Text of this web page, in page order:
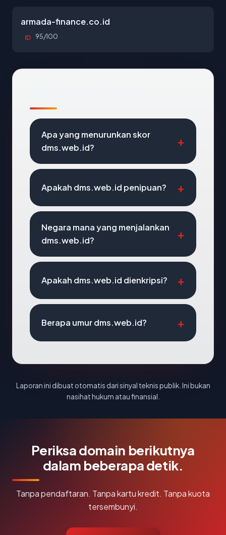
armada-finance.co.id
ID 95/100
Apa yang menurunkan skor
dms.web.id?
Apakah dms.web.id penipuan?
Negara mana yang menjalankan
dms.web.id?
Apakah dms.web.id dienkripsi?
Berapa umur dms.web.id?
Laporan ini dibuat otomatis dari sinyal teknis publik. Ini bukan
nasihat hukum atau finansial.
Periksa domain berikutnya
dalam beberapa detik.
Tanpa pendaftaran. Tanpa kartu kredit. Tanpa kuota
tersembunyi.